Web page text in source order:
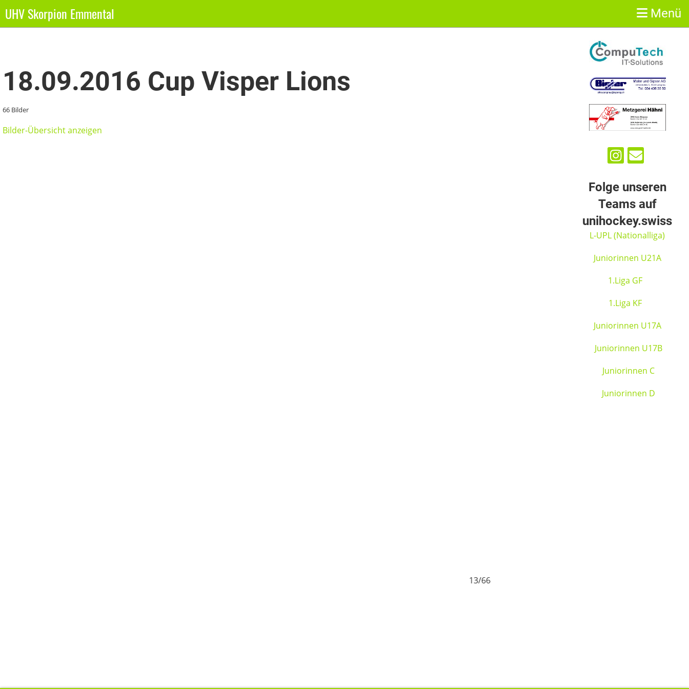
UHV Skorpion Emmental Menü
Zurück
18.09.2016 Cup Visper Lions
66 Bilder
Bilder-Übersicht anzeigen
Folge unseren
Teams auf
unihockey.swiss
L-UPL (Nationalliga)
Juniorinnen U21A
1.Liga GF
1.Liga KF
Juniorinnen U17A
Juniorinnen U17B
Juniorinnen C
Juniorinnen D